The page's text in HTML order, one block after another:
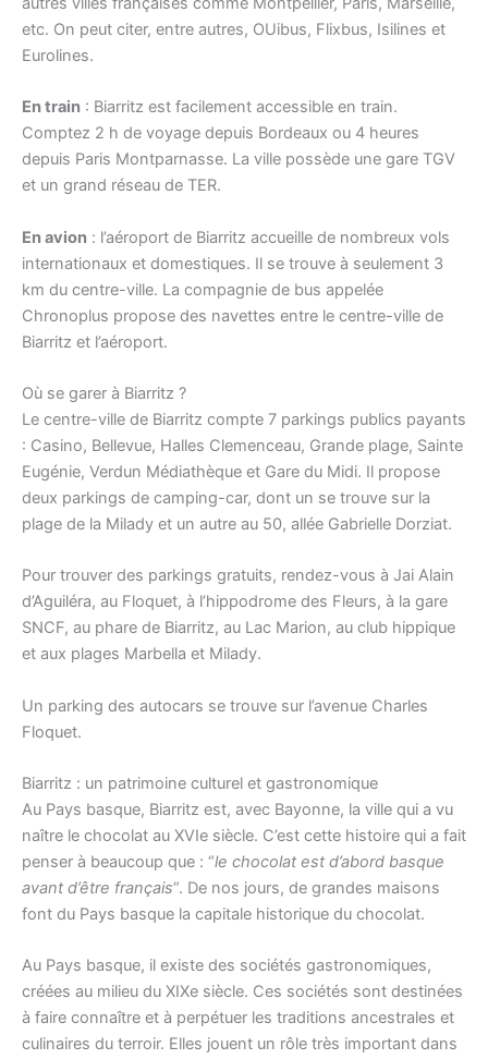
etc. On peut citer, entre autres, OUibus, Flixbus, Isilines et
Eurolines.
En train : Biarritz est facilement accessible en train.
Comptez 2 h de voyage depuis Bordeaux ou 4 heures
depuis Paris Montparnasse. La ville possède une gare TGV
et un grand réseau de TER.
En avion : l’aéroport de Biarritz accueille de nombreux vols
internationaux et domestiques. Il se trouve à seulement 3
km du centre-ville. La compagnie de bus appelée
Chronoplus propose des navettes entre le centre-ville de
Biarritz et l’aéroport.
Où se garer à Biarritz ?
Le centre-ville de Biarritz compte 7 parkings publics payants
: Casino, Bellevue, Halles Clemenceau, Grande plage, Sainte
Eugénie, Verdun Médiathèque et Gare du Midi. Il propose
deux parkings de camping-car, dont un se trouve sur la
plage de la Milady et un autre au 50, allée Gabrielle Dorziat.
Pour trouver des parkings gratuits, rendez-vous à Jai Alain
d’Aguiléra, au Floquet, à l’hippodrome des Fleurs, à la gare
SNCF, au phare de Biarritz, au Lac Marion, au club hippique
et aux plages Marbella et Milady.
Un parking des autocars se trouve sur l’avenue Charles
Floquet.
Biarritz : un patrimoine culturel et gastronomique
Au Pays basque, Biarritz est, avec Bayonne, la ville qui a vu
naître le chocolat au XVIe siècle. C’est cette histoire qui a fait
penser à beaucoup que : “le chocolat est d’abord basque
avant d’être français“. De nos jours, de grandes maisons
font du Pays basque la capitale historique du chocolat.
Au Pays basque, il existe des sociétés gastronomiques,
créées au milieu du XIXe siècle. Ces sociétés sont destinées
à faire connaître et à perpétuer les traditions ancestrales et
culinaires du terroir. Elles jouent un rôle très important dans